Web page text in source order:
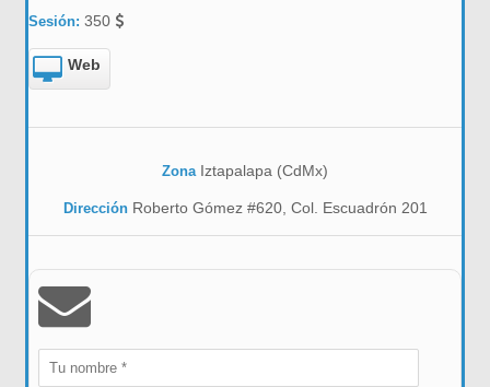
Sesión:350
Web
Zona Iztapalapa (CdMx)
DirecciónRoberto Gómez #620, Col. Escuadrón 201